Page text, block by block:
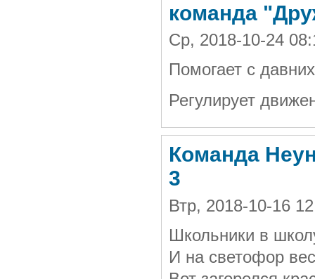
команда
Ср, 2018-10-24
Помогает с
Регулирует
Команда
3
Втр, 2018-10-16
Школьники в
И на светофор